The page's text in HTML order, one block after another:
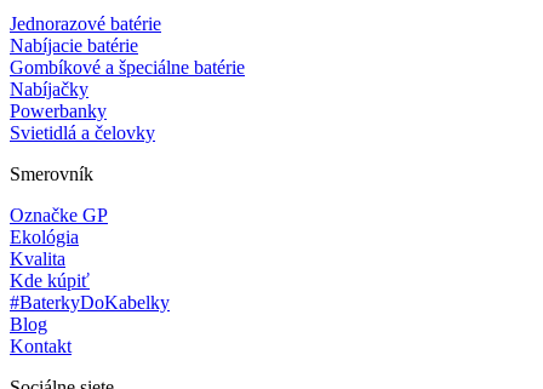
Jednorazové batérie
Nabíjacie batérie
Gombíkové a špeciálne batérie
Nabíjačky
Powerbanky
Svietidlá a čelovky
Smerovník
Označke GP
Ekológia
Kvalita
Kde kúpiť
#BaterkyDoKabelky
Blog
Kontakt